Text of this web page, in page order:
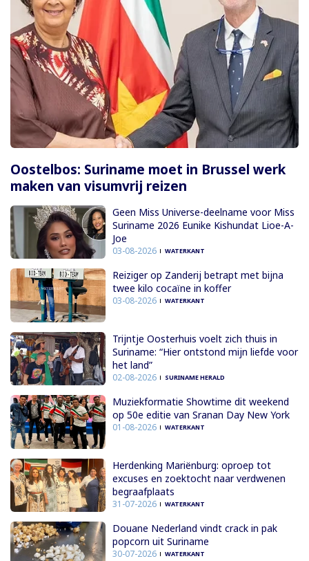
Oostelbos: Suriname moet in Brussel werk
maken van visumvrij reizen
Geen Miss Universe-deelname voor Miss
Suriname 2026 Eunike Kishundat Lioe-A-
Joe
03-08-2026 WATERKANT
Reiziger op Zanderij betrapt met bijna
twee kilo cocaïne in koffer
03-08-2026 WATERKANT
Trijntje Oosterhuis voelt zich thuis in
Suriname: “Hier ontstond mijn liefde voor
het land”
02-08-2026 SURINAME HERALD
Muziekformatie Showtime dit weekend
op 50e editie van Sranan Day New York
01-08-2026 WATERKANT
Herdenking Mariënburg: oproep tot
excuses en zoektocht naar verdwenen
begraafplaats
31-07-2026 WATERKANT
Douane Nederland vindt crack in pak
popcorn uit Suriname
30-07-2026 WATERKANT